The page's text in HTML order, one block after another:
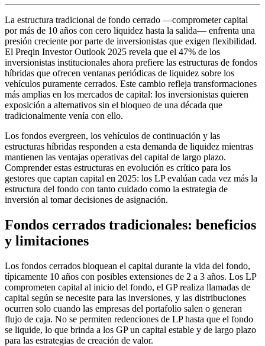
La estructura tradicional de fondo cerrado —comprometer capital
por más de 10 años con cero liquidez hasta la salida— enfrenta una
presión creciente por parte de inversionistas que exigen flexibilidad.
El Preqin Investor Outlook 2025 revela que el 47% de los
inversionistas institucionales ahora prefiere las estructuras de fondos
híbridas que ofrecen ventanas periódicas de liquidez sobre los
vehículos puramente cerrados. Este cambio refleja transformaciones
más amplias en los mercados de capital: los inversionistas quieren
exposición a alternativos sin el bloqueo de una década que
tradicionalmente venía con ello.
Los fondos evergreen, los vehículos de continuación y las
estructuras híbridas responden a esta demanda de liquidez mientras
mantienen las ventajas operativas del capital de largo plazo.
Comprender estas estructuras en evolución es crítico para los
gestores que captan capital en 2025: los LP evalúan cada vez más la
estructura del fondo con tanto cuidado como la estrategia de
inversión al tomar decisiones de asignación.
Fondos cerrados tradicionales: beneficios
y limitaciones
Los fondos cerrados bloquean el capital durante la vida del fondo,
típicamente 10 años con posibles extensiones de 2 a 3 años. Los LP
comprometen capital al inicio del fondo, el GP realiza llamadas de
capital según se necesite para las inversiones, y las distribuciones
ocurren solo cuando las empresas del portafolio salen o generan
flujo de caja. No se permiten redenciones de LP hasta que el fondo
se liquide, lo que brinda a los GP un capital estable y de largo plazo
para las estrategias de creación de valor.